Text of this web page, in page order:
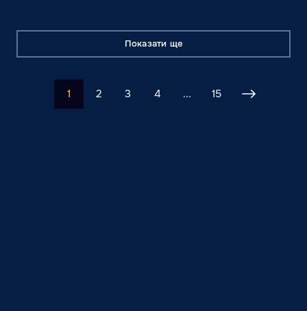
Показати ще
1 2 3 4 ... 15